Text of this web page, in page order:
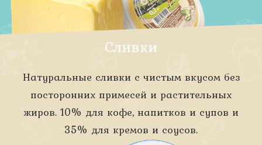
Сливки
Натуральные сливки с чистым вкусом без
посторонних примесей и растительных
жиров. 10% для кофе, напитков и супов и
35% для кремов и соусов.